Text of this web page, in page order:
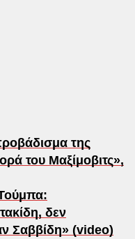
της
του Μαξίμοβιτς»,
δεν
Σαββίδη» (video)